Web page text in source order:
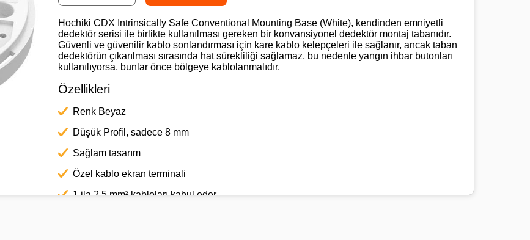
Hochiki CDX Intrinsically Safe Conventional Mounting Base (White), kendinden emniyetli
dedektör serisi ile birlikte kullanılması gereken bir konvansiyonel dedektör montaj tabanıdır.
Güvenli ve güvenilir kablo sonlandırması için kare kablo kelepçeleri ile sağlanır, ancak taban
dedektörün çıkarılması sırasında hat sürekliliği sağlamaz, bu nedenle yangın ihbar butonları
kullanılıyorsa, bunlar önce bölgeye kablolanmalıdır.
Özellikleri
Renk Beyaz
Düşük Profil, sadece 8 mm
Sağlam tasarım
Özel kablo ekran terminali
1 ila 2,5 mm² kabloları kabul eder